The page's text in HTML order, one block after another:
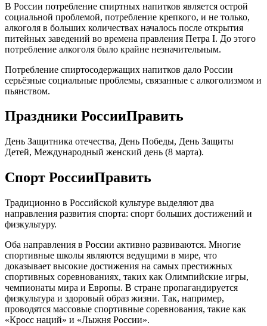
В России потребление спиртных напитков является острой
социальной проблемой, потребление крепкого, и не только,
алкоголя в больших количествах началось после открытия
питейных заведений во времена правления Петра I. До этого
потребление алкоголя было крайне незначительным.
Потребление спиртосодержащих напитков дало России
серьёзные социальные проблемы, связанные с алкоголизмом и
пьянством.
Праздники РоссииПравить
День Защитника отечества, День Победы, День Защиты
Детей, Международный женский день (8 марта).
Спорт РоссииПравить
Традиционно в Российской культуре выделяют два
направления развития спорта: спорт больших достижений и
физкультуру.
Оба направления в России активно развиваются. Многие
спортивные школы являются ведущими в мире, что
доказывает высокие достижения на самых престижных
спортивных соревнованиях, таких как Олимпийские игры,
чемпионаты мира и Европы. В стране пропагандируется
физкультура и здоровый образ жизни. Так, например,
проводятся массовые спортивные соревнования, такие как
«Кросс наций» и «Лыжня России».